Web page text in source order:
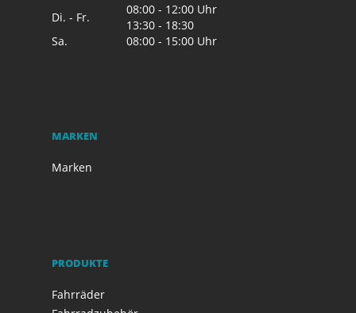
Di. - Fr.
08:00 - 12:00 Uhr
13:30 - 18:30
Sa.
08:00 - 15:00 Uhr
MARKEN
Marken
PRODUKTE
Fahrräder